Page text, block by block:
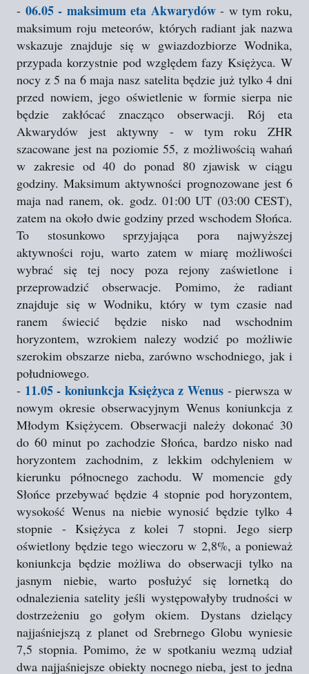
- 06.05 - maksimum eta Akwarydów- w tym roku,
maksimum roju meteorów, których radiant jak nazwa
wskazuje znajduje się w gwiazdozbiorze Wodnika,
przypada korzystnie pod względem fazy Księżyca. W
nocy z 5 na 6 maja nasz satelita będzie już tylko 4 dni
przed nowiem, jego oświetlenie w formie sierpa nie
będzie zakłócać znacząco obserwacji. Rój eta
Akwarydów jest aktywny - w tym roku ZHR
szacowane jest na poziomie 55, z możliwością wahań
w zakresie od 40 do ponad 80 zjawisk w ciągu
godziny. Maksimum aktywności prognozowane jest 6
maja nad ranem, ok. godz. 01:00 UT (03:00 CEST),
zatem na około dwie godziny przed wschodem Słońca.
To stosunkowo sprzyjająca pora najwyższej
aktywności roju, warto zatem w miarę możliwości
wybrać się tej nocy poza rejony zaświetlone i
przeprowadzić obserwacje. Pomimo, że radiant
znajduje się w Wodniku, który w tym czasie nad
ranem świecić będzie nisko nad wschodnim
horyzontem, wzrokiem nalezy wodzić po możliwie
szerokim obszarze nieba, zarówno wschodniego, jak i
południowego.
- 11.05 - koniunkcja Księżyca z Wenus - pierwsza w
nowym okresie obserwacyjnym Wenus koniunkcja z
Młodym Księżycem. Obserwacji należy dokonać 30
do 60 minut po zachodzie Słońca, bardzo nisko nad
horyzontem zachodnim, z lekkim odchyleniem w
kierunku północnego zachodu. W momencie gdy
Słońce przebywać będzie 4 stopnie pod horyzontem,
wysokość Wenus na niebie wynosić będzie tylko 4
stopnie - Księżyca z kolei 7 stopni. Jego sierp
oświetlony będzie tego wieczoru w 2,8%, a ponieważ
koniunkcja będzie możliwa do obserwacji tylko na
jasnym niebie, warto posłużyć się lornetką do
odnalezienia satelity jeśli występowałyby trudności w
dostrzeżeniu go gołym okiem. Dystans dzielący
najjaśniejszą z planet od Srebrnego Globu wyniesie
7,5 stopnia. Pomimo, że w spotkaniu wezmą udział
dwa najjaśniejsze obiekty nocnego nieba, jest to jedna